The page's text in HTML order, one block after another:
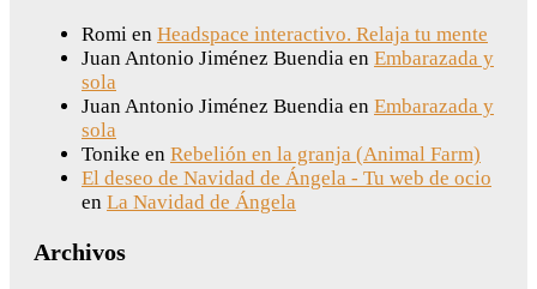
Romi en Headspace interactivo. Relaja tu mente
Juan Antonio Jiménez Buendia en Embarazada y
sola
Juan Antonio Jiménez Buendia en Embarazada y
sola
Tonike en Rebelión en la granja (Animal Farm)
El deseo de Navidad de Ángela - Tu web de ocio
en La Navidad de Ángela
Archivos